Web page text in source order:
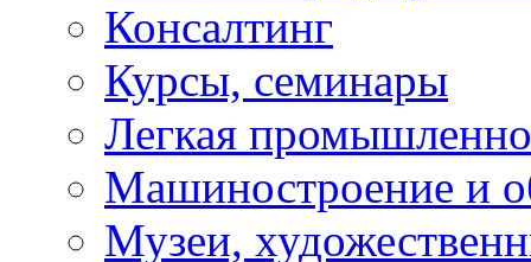
Консалтинг
Курсы, семинары
Легкая
Машиностроение и
Музеи,